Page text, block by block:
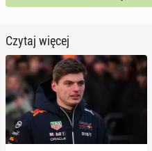
Czytaj więcej